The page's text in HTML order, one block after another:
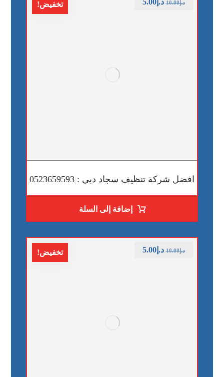
تخفيض!
افضل شركة تنظيف سجاد دبي : 0523659593
د.إ10.00
إضافة إلى السلة
تخفيض! د.إ10.00 د.إ5.00